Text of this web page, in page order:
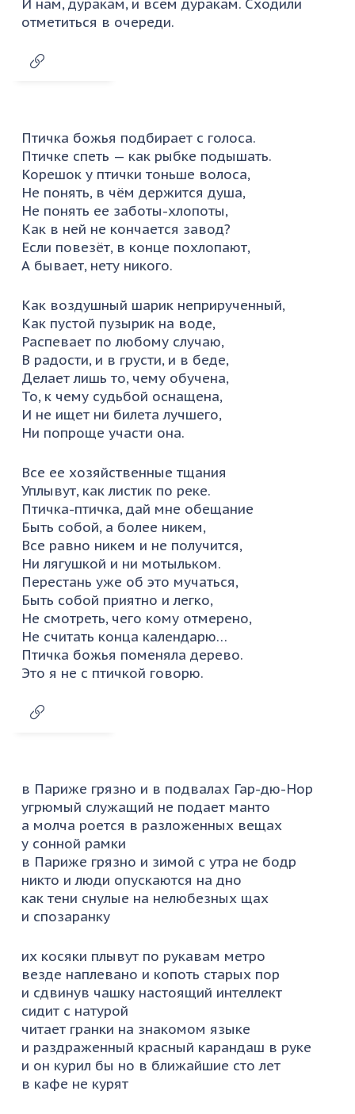
И нам, дуракам, и всем дуракам. Сходили
отметиться в очереди.
Птичка божья подбирает с голоса.
Птичке спеть — как рыбке подышать.
Корешок у птички тоньше волоса,
Не понять, в чём держится душа,
Не понять ее заботы-хлопоты,
Как в ней не кончается завод?
Если повезёт, в конце похлопают,
А бывает, нету никого.
Как воздушный шарик неприрученный,
Как пустой пузырик на воде,
Распевает по любому случаю,
В радости, и в грусти, и в беде,
Делает лишь то, чему обучена,
То, к чему судьбой оснащена,
И не ищет ни билета лучшего,
Ни попроще участи она.
Все ее хозяйственные тщания
Уплывут, как листик по реке.
Птичка-птичка, дай мне обещание
Быть собой, а более никем,
Все равно никем и не получится,
Ни лягушкой и ни мотыльком.
Перестань уже об это мучаться,
Быть собой приятно и легко,
Не смотреть, чего кому отмерено,
Не считать конца календарю…
Птичка божья поменяла дерево.
Это я не с птичкой говорю.
в Париже грязно и в подвалах Гар-дю-Нор
угрюмый служащий не подает манто
а молча роется в разложенных вещах
у сонной рамки
в Париже грязно и зимой с утра не бодр
никто и люди опускаются на дно
как тени снулые на нелюбезных щах
и спозаранку
их косяки плывут по рукавам метро
везде наплевано и копоть старых пор
и сдвинув чашку настоящий интеллект
сидит с натурой
читает гранки на знакомом языке
и раздраженный красный карандаш в руке
и он курил бы но в ближайшие сто лет
в кафе не курят